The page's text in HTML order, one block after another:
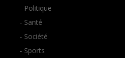
- Politique
- Santé
- Société
- Sports